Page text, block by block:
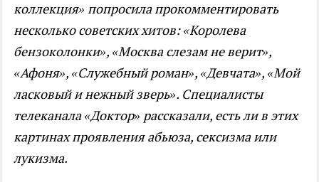
коллекция» попросила прокомментировать
несколько советских хитов: «Королева
бензоколонки», «Москва слезам не верит»,
«Афоня», «Служебный роман», «Девчата», «Мой
ласковый и нежный зверь». Специалисты
телеканала «Доктор» рассказали, есть ли в этих
картинах проявления абьюза, сексизма или
лукизма.